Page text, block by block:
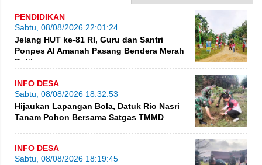
PENDIDIKAN
Sabtu, 08/08/2026 22:01:24
Jelang HUT ke-81 RI, Guru dan Santri
Ponpes Al Amanah Pasang Bendera Merah
Putih
INFO DESA
Sabtu, 08/08/2026 18:32:53
Hijaukan Lapangan Bola, Datuk Rio Nasri
Tanam Pohon Bersama Satgas TMMD
INFO DESA
Sabtu, 08/08/2026 18:19:45